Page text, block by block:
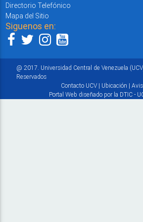
Directorio Telefónico
Mapa del Sitio
Siguenos en:
@ 2017. Universidad Central de Venezuela
Reservados
Contacto UCV| Ubicación |
Portal Web diseñado por la DTIC -